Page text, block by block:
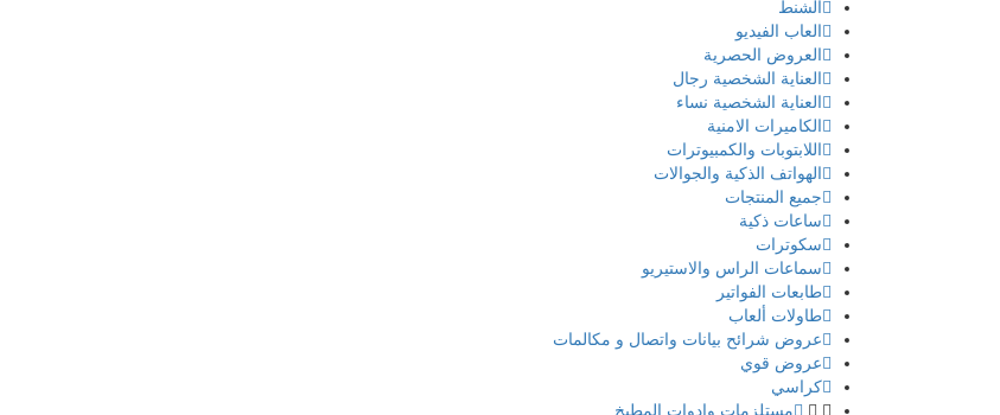
الشنط
العاب الفيديو
العروض الحصرية
العناية الشخصية رجال
العناية الشخصية نساء
الكاميرات الامنية
اللابتوبات والكمبيوترات
الهواتف الذكية والجوالات
جميع المنتجات
ساعات ذكية
سكوترات
سماعات الراس والاستيريو
طابعات الفواتير
طاولات ألعاب
عروض شرائح بيانات واتصال و مكالمات
عروض قوي
كراسي
مستلزمات وإدوات المطبخ